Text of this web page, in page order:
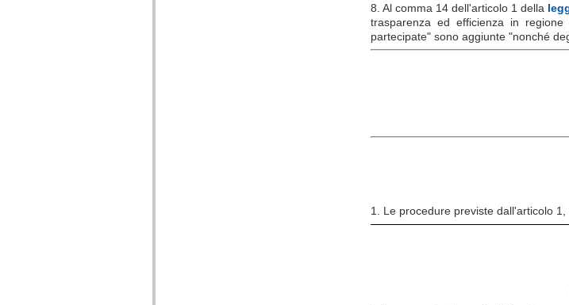
8. Al comma 14 dell'articolo 1 della
trasparenza ed efficienza in
partecipate" sono aggiunte "nonché
1. Le procedure previste dall'articolo